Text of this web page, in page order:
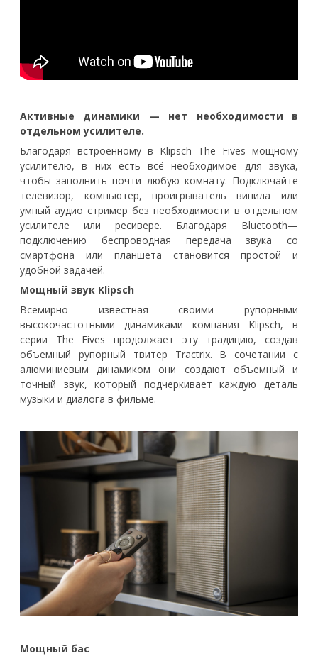
Активные динамики — нет необходимости в
отдельном усилителе.
Благодаря встроенному в Klipsch The Fives мощному
усилителю, в них есть всё необходимое для звука,
чтобы заполнить почти любую комнату. Подключайте
телевизор, компьютер, проигрыватель винила или
умный аудио стример без необходимости в отдельном
усилителе или ресивере. Благодаря Bluetooth—
подключению беспроводная передача звука со
смартфона или планшета становится простой и
удобной задачей.
Мощный звук Klipsch
Всемирно известная своими рупорными
высокочастотными динамиками компания Klipsch, в
серии The Fives продолжает эту традицию, создав
объемный рупорный твитер Tractrix. В сочетании с
алюминиевым динамиком они создают объемный и
точный звук, который подчеркивает каждую деталь
музыки и диалога в фильме.
Мощный бас